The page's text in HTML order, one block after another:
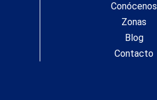
Conócenos
Zonas
Blog
Contacto